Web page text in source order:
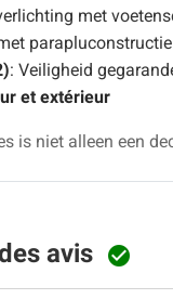
met
parapluconstructie
: Veiligheid
et extérieur
is niet alleen een
avis 